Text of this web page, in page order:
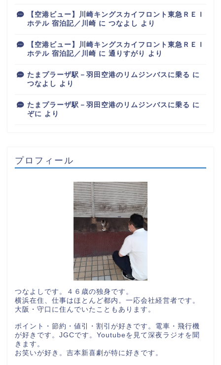
【空港ビュー】川崎キングスカイフロント東急ＲＥＩ
ホテル 宿泊記／川崎 に つなよし より
【空港ビュー】川崎キングスカイフロント東急ＲＥＩ
ホテル 宿泊記／川崎 に 通りすがり より
たまプラーザ駅－羽田空港のリムジンバスに乗る に
つなよし より
たまプラーザ駅－羽田空港のリムジンバスに乗る に
ぞに より
プロフィール
つなよしです。４６歳の独身です。
横浜在住、仕事はほとんど都内。一応会社経営者です。
大阪・守口に住んでいたこともあります。
ポイント・節約・値引・割引が好きです。電車・飛行機
が好きです。JGCです。Youtubeを見て深夜ラジオを聞
きます。
お笑いが好き。吉本新喜劇が特に好きです。